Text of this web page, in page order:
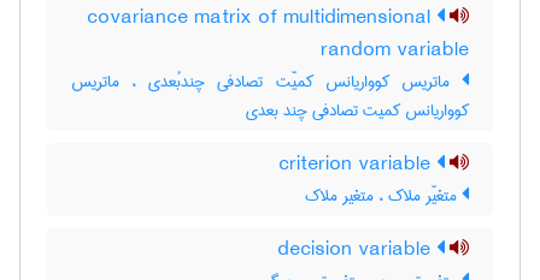
covariance matrix of multidimensional
random variable
ماتریس کوواریانس کمیّت تصادفی چندبُعدی ، ماتریس
کوواریانس کمیت تصادفی چند بعدی
متغیّر ملاک ، متغیر ملاک